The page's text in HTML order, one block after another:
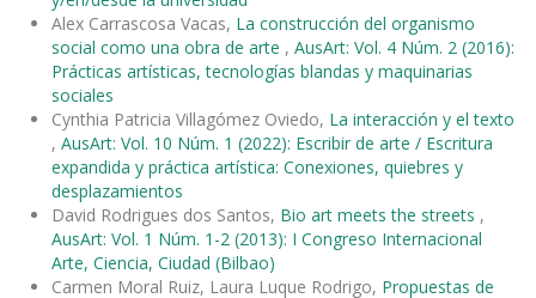
Alex Carrascosa Vacas, La construcción del organismo
social como una obra de arte , AusArt: Vol. 4 Núm. 2 (2016):
Prácticas artísticas, tecnologías blandas y maquinarias
sociales
Cynthia Patricia Villagómez Oviedo, La interacción y el texto
, AusArt: Vol. 10 Núm. 1 (2022): Escribir de arte / Escritura
expandida y práctica artística: Conexiones, quiebres y
desplazamientos
David Rodrigues dos Santos, Bio art meets the streets ,
AusArt: Vol. 1 Núm. 1-2 (2013): I Congreso Internacional
Arte, Ciencia, Ciudad (Bilbao)
Carmen Moral Ruiz, Laura Luque Rodrigo, Propuestas de